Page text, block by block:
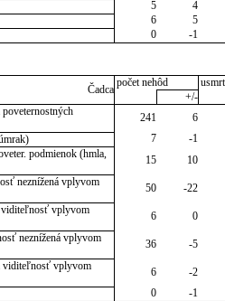
5
4
6
5
0 -1
Čadca
počet nehôd
+/-
241
6
7
-1
podmienok (hmla,
15
10
neznížená vplyvom
50
-22
viditeľnosť vplyvom
6
0
neznížená vplyvom
36
-5
viditeľnosť vplyvom
6
-2
0 -1